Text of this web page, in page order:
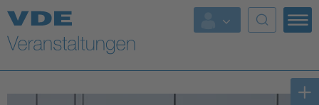
Top Themen
Fokusthemen